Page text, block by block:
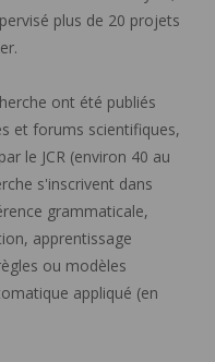
plus de 20 projets
ont été publiés
et forums scientifiques,
le JCR (environ 40 au
s'inscrivent dans
grammaticale,
apprentissage
ou modèles
appliqué (en